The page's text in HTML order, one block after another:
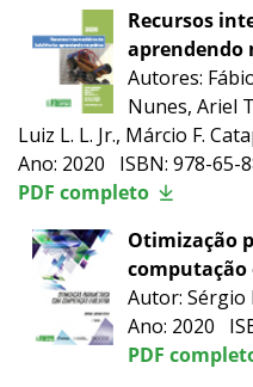
Recursos
aprendendo
Autores:
Nunes, Ariel
Luiz L. L. Jr., Márcio F.
Ano: 2020 ISBN: 978-65-
PDF completo
Otimização
Autor: Sérgio
Ano: 2020
PDF